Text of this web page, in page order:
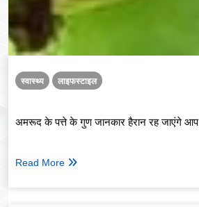
स्वास्थ्य लाइफस्टाइल
अमरूद के पत्ते के गुण जानकार हैरान रह जाएंगे आप
Read More